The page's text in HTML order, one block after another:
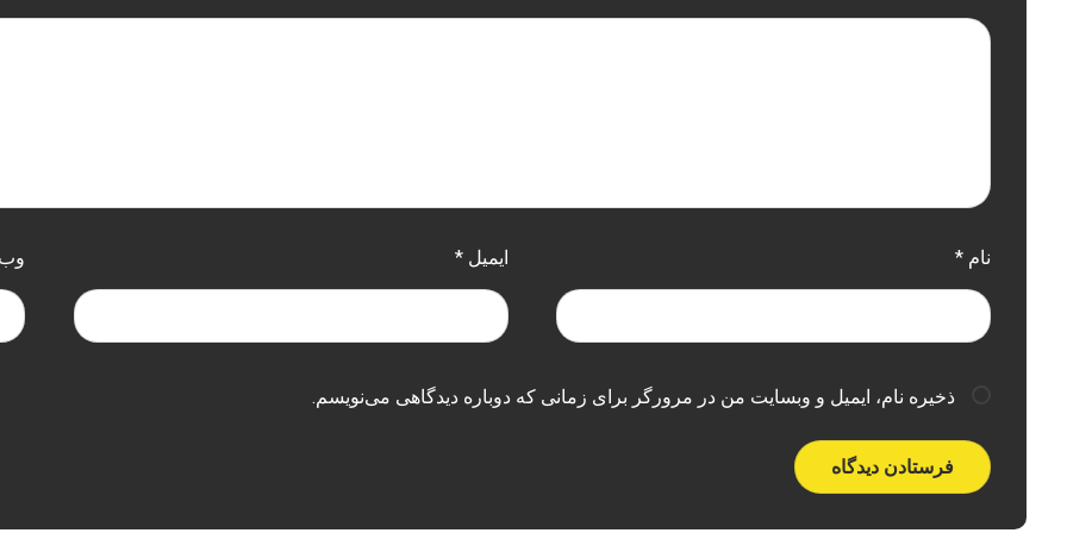
نام * ایمیل*
ذخیره نام، ایمیل و وبسایت من در مرورگر برای زمانی که دوباره دیدگاهی می‌نویسم.